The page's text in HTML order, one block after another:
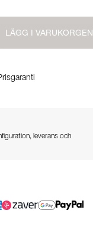
LÄGG I VARUKORGEN
leverans och